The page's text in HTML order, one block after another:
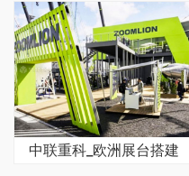
中联重科_欧洲展台搭建